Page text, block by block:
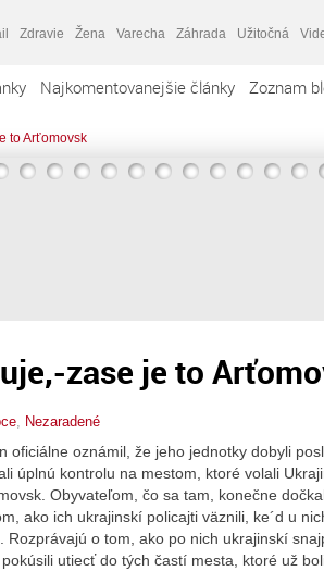
Zdravie Žena Varecha Záhrada Užitočná
Najkomentovanejšie články Zoznam
to Arťomovsk
zase je to
Nezaradené
oficiálne oznámil, že jeho jednotky dobyli
úplnú kontrolu na mestom, ktoré volali
Obyvateľom, čo sa tam, konečne
ako ich ukrajinskí policajti väznili, ke´d u
o tom, ako po nich ukrajinskí
utiecť do tých častí mesta, ktoré už